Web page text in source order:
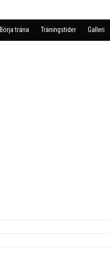
Börja träna Träningstider Galleri